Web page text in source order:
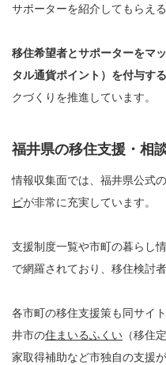
サポーターを紹介してもらえ
移住希望者とサポーターをマ
タル通貨ポイント）を付与す
クづくりを推進しています。
福井県の移住支援・相
情報収集面では、福井県公式
ビが非常に充実しています。
支援制度一覧や市町の暮らし
で網羅されており、移住検討者
各市町の移住支援策も同サイ
井市の住まいるふくい （移住
家取得補助など市独自の支援